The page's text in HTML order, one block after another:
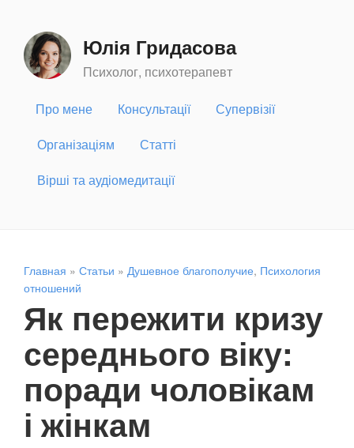
Юлія Гридасова
Психолог, психотерапевт
Про мене Консультації
Супервізії
Організаціям
Статті
Вірші та аудіомедитації
Главная » Статьи » Душевное благополучие, Психология
отношений
Як пережити кризу
середнього віку:
поради чоловікам
і жінкам